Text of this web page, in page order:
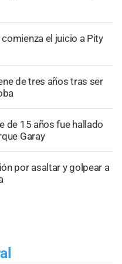
comienza el juicio a Pity
de tres años tras ser
de 15 años fue hallado
Garay
por asaltar y golpear a